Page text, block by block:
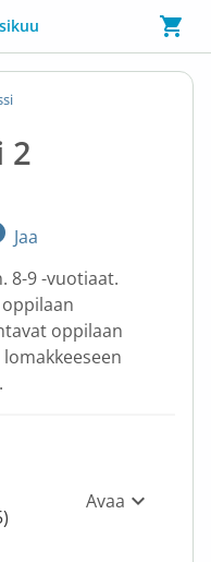
2
Jaa
8-9 -vuotiaat.
oppilaan
Avaa